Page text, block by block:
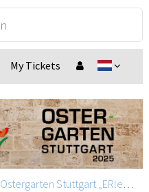
My Tickets
Ostergarten Stuttgart „ERlebt“